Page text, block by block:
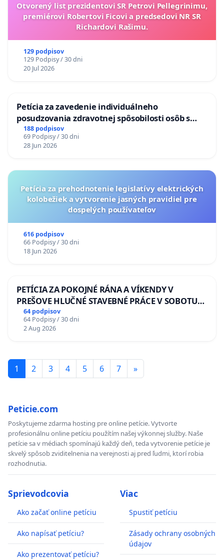
Otvorený list prezidentovi SR Petrovi Pellegrinimu,
premiérovi Robertovi Ficovi a predsedovi NR SR
Richardovi Rašimu.
129 podpisov
129 Podpisy / 30 dni
20 Jul 2026
Petícia za zavedenie individuálneho
posudzovania zdravotnej spôsobilosti osôb s
diabetom 1. a 2. typu pri prijímaní do
Policajného zboru SR
188 podpisov
69 Podpisy / 30 dni
28 Jun 2026
Petícia za prehodnotenie legislatívy elektrických
kolobežiek a vytvorenie jasných pravidiel pre
dospelých používateľov
616 podpisov
66 Podpisy / 30 dni
18 Jun 2026
PETÍCIA ZA POKOJNÉ RÁNA A VÍKENDY V
PREŠOVE HLUČNÉ STAVEBNÉ PRÁCE V SOBOTU
LEN OD 9.00 DO 13.00 HOD., CEZ PRACOVNÝ
TÝŽDEŇ CIEĽ 8.00 – 18.00 HOD. A PRAVIDELNÁ
KONTROLA STAVBY C-AREA NA
64 podpisov
64 Podpisy / 30 dni
2 Aug 2026
1 2 3 4 5 6 7 »
Peticie.com
Poskytujeme zdarma hosting pre online petície. Vytvorte
profesionálnu online petíciu použítím našej výkonnej služby. Naše
petície sa v médiach spomínajú každý deň, teda vytvorenie petície je
skvelý spôsob zviditelnenia na verejnosti aj pred ľudmi, ktorí robia
rozhodnutia.
Sprievodcovia
Ako začať online petíciu
Ako napísať petíciu?
Ako prezentovať petíciu?
Viac
Spustiť petíciu
Zásady ochrany osobných
údajov